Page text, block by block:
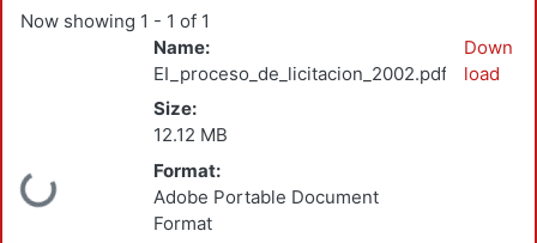
Now showing 1 - 1 of 1
Loading...
Name:
EI_proceso_de_licitacion_2002.pdf
Size:
12.12 MB
Format:
Adobe Portable Document
Format
Down
load